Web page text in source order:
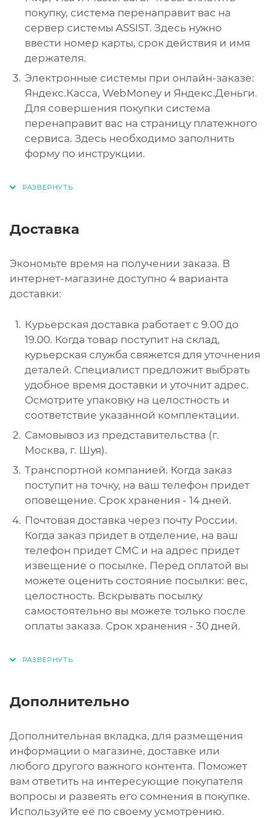
покупку, система перенаправит вас на
сервер системы ASSIST. Здесь нужно
ввести номер карты, срок действия и имя
держателя.
Электронные системы при онлайн-заказе:
Яндекс.Касса, WebMoney и Яндекс.Деньги.
Для совершения покупки система
перенаправит вас на страницу платежного
сервиса. Здесь необходимо заполнить
форму по инструкции.
Доставка
Экономьте время на получении заказа. В
интернет-магазине доступно 4 варианта
доставки:
Курьерская доставка работает с 9.00 до
19.00. Когда товар поступит на склад,
курьерская служба свяжется для уточнения
деталей. Специалист предложит выбрать
удобное время доставки и уточнит адрес.
Осмотрите упаковку на целостность и
соответствие указанной комплектации.
Самовывоз из представительства (г.
Москва, г. Шуя).
Транспортной компанией. Когда заказ
поступит на точку, на ваш телефон придет
оповещение. Срок хранения - 14 дней.
Почтовая доставка через почту России.
Когда заказ придет в отделение, на ваш
телефон придет СМС и на адрес придет
извещение о посылке. Перед оплатой вы
можете оценить состояние посылки: вес,
целостность. Вскрывать посылку
самостоятельно вы можете только после
оплаты заказа. Срок хранения - 30 дней.
Дополнительно
Дополнительная вкладка, для размещения
информации о магазине, доставке или
любого другого важного контента. Поможет
вам ответить на интересующие покупателя
вопросы и развеять его сомнения в покупке.
Используйте её по своему усмотрению.